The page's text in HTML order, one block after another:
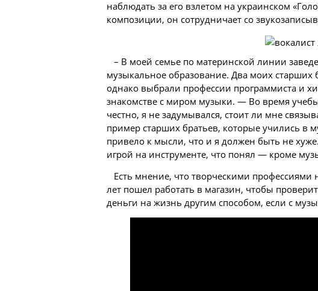
наблюдать за его взлетом на украинском
композиции, он сотрудничает со
– В моей семье по материнской линии
музыкальное образование. Два моих
однако выбрали профессии программиста и
знакомстве с миром музыки. — Во время
честно, я не задумывался, стоит ли мне
пример старших братьев, которые учились в
привело к мысли, что и я должен быть не
игрой на инструменте, что понял — кроме
Есть мнение, что творческими профессиями
лет пошел работать в магазин, чтобы
деньги на жизнь другим способом, если с